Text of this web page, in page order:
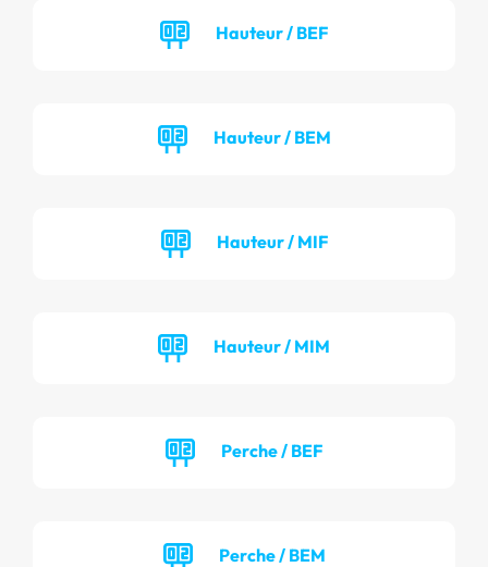
Hauteur / BEF
Hauteur / BEM
Hauteur / MIF
Hauteur / MIM
Perche / BEF
Perche / BEM